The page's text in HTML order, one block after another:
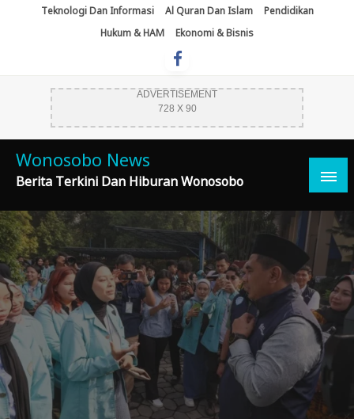
Teknologi Dan Informasi Al Quran Dan Islam
Pendidikan
Hukum & HAM
Ekonomi & Bisnis
ADVERTISEMENT
728 X 90
Wonosobo News
Berita Terkini Dan Hiburan Wonosobo